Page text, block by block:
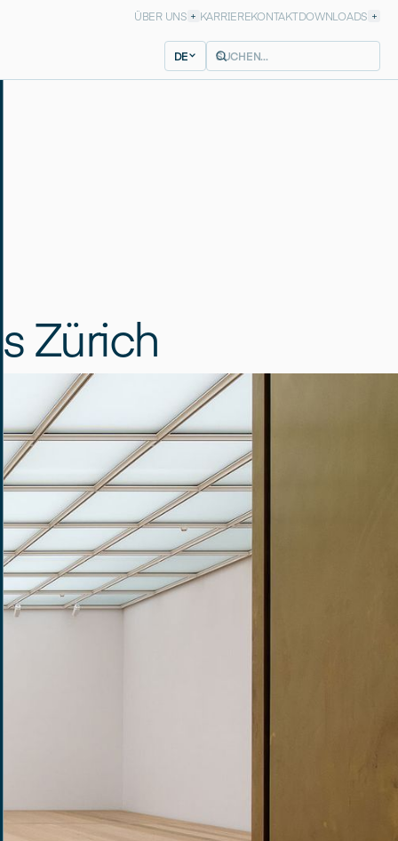
ÜBER UNS KARRIEREKONTAKTDOWNLOADS
DE
Zürich